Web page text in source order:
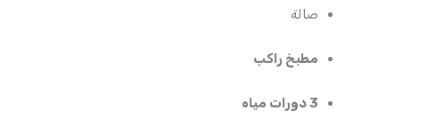
صالة
مطبخ راكب
3 دورات مياه